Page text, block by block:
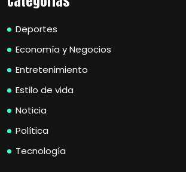
Deportes
Economía y Negocios
Entretenimiento
Estilo de vida
Noticia
Política
Tecnología